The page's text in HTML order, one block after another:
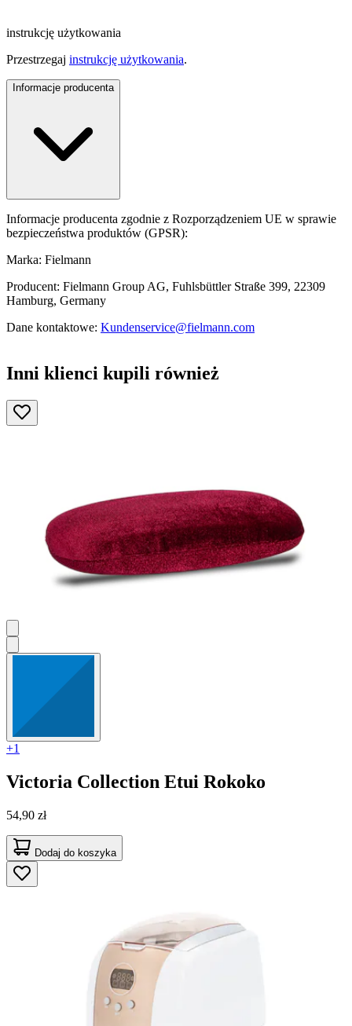
instrukcję użytkowania
Przestrzegaj instrukcję użytkowania.
Informacje producenta
Informacje producenta zgodnie z Rozporządzeniem UE w sprawie
bezpieczeństwa produktów (GPSR):
Marka: Fielmann
Producent: Fielmann Group AG, Fuhlsbüttler Straße 399, 22309
Hamburg, Germany
Dane kontaktowe: Kundenservice@fielmann.com
Inni klienci kupili również
+1
Victoria Collection Etui Rokoko
54,90 zł
Dodaj do koszyka